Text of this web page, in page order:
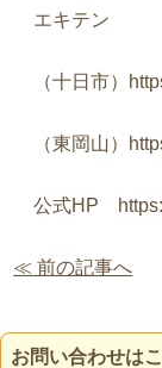
エキテン
（十日市）
（東岡山）
公式HP
≪ 前の記事へ
お問い合わせは